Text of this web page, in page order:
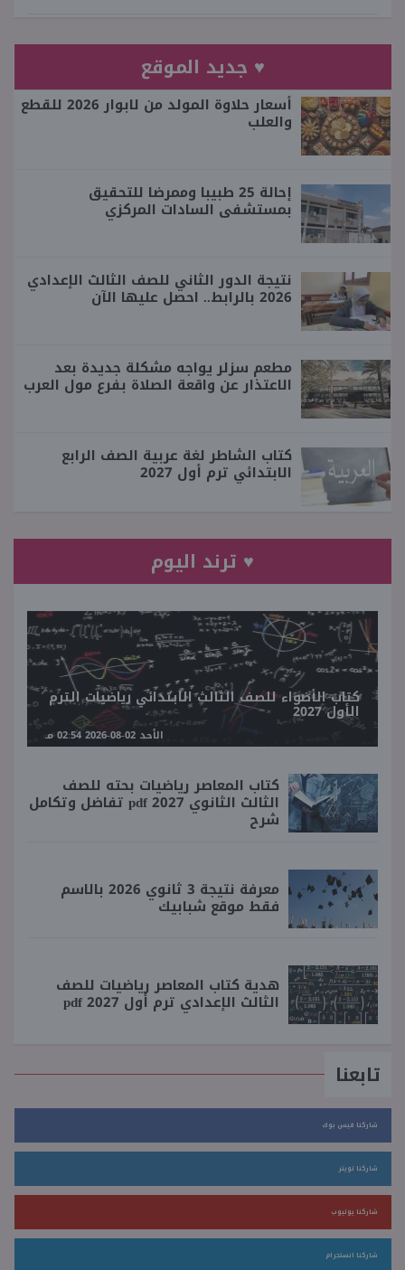
♥ جديد الموقع
أسعار حلاوة المولد من لابوار 2026 للقطع
والعلب
إحالة 25 طبيبا وممرضا للتحقيق
بمستشفى السادات المركزي
نتيجة الدور الثاني للصف الثالث الإعدادي
2026 بالرابط.. احصل عليها الآن
مطعم سزلر يواجه مشكلة جديدة بعد
الاعتذار عن واقعة الصلاة بفرع مول العرب
كتاب الشاطر لغة عربية الصف الرابع
الابتدائي ترم أول 2027
♥ ترند اليوم
كتاب الأضواء للصف الثالث الابتدائي رياضيات الترم
الأول 2027
الأحد 02-08-2026 02:54 مـ
كتاب المعاصر رياضيات بحته للصف
الثالث الثانوي 2027 pdf تفاضل وتكامل
شرح
معرفة نتيجة 3 ثانوي 2026 بالاسم
فقط موقع شبابيك
هدية كتاب المعاصر رياضيات للصف
الثالث الإعدادي ترم أول 2027 pdf
تابعنا
شاركنا فيس بوك
شاركنا تويتر
شاركنا يوتيوب
شاركنا انستجرام